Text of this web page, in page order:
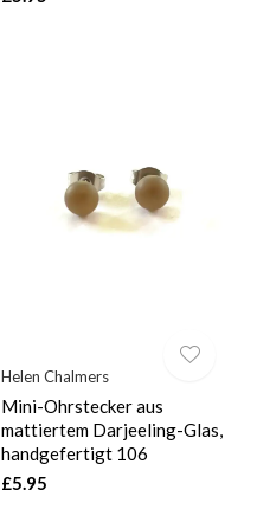
Helen Chalmers
Mini-Ohrstecker aus
mattiertem Darjeeling-Glas,
handgefertigt 106
£5.95